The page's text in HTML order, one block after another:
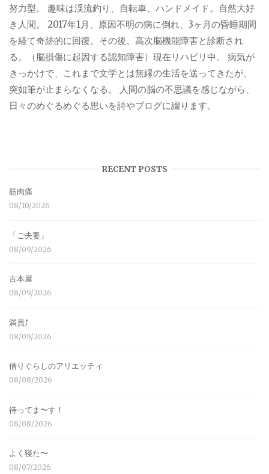
努力型。 趣味は渓流釣り、自転車、ハンドメイド。自然大好
き人間。 2017年1月、原因不明の病に倒れ、3ヶ月の昏睡期間
を経て奇跡的に回復。その後、高次脳機能障害と診断され
る。（脳損傷に起因する認知障害）現在リハビリ中。 病気が
きっかけで、これまで文学とは無縁の生活を送ってきたが、
突如筆が止まらなくなる。 人間の脳の不思議を感じながら、
日々のめぐるめぐる思いを詩やブログに綴ります。
RECENT POSTS
筋肉痛
08/10/2026
「ご夫妻」
08/09/2026
古本屋
08/09/2026
満員⤴︎
08/09/2026
借りぐらしのアリエッティ
08/08/2026
待ってま〜す！
08/08/2026
よく寝た〜
08/07/2026